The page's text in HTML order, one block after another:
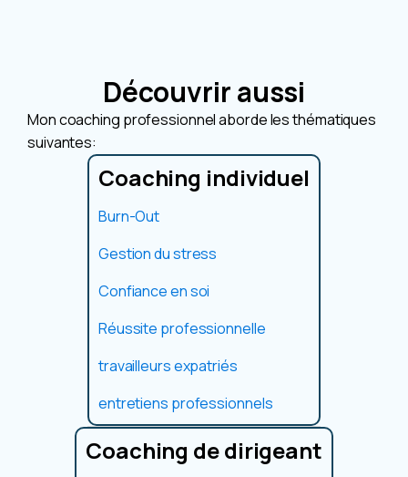
Découvrir aussi
Mon coaching professionnel aborde les thématiques
suivantes:
Coaching individuel
Burn-Out
Gestion du stress
Confiance en soi
Réussite professionnelle
travailleurs expatriés
entretiens professionnels
Coaching de dirigeant